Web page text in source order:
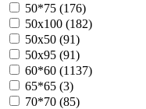
50*75 (176)
50х100 (182)
50х50 (91)
50х95 (91)
60*60 (1137)
65*65 (3)
70*70 (85)